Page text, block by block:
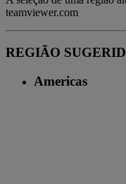
teamviewer.com
REGIÃO
Americas